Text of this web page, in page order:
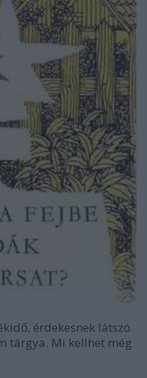
érdekesnek látszó
tárgya. Mi kellhet még